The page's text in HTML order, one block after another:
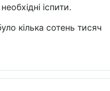
іспити.
кілька сотень тисяч